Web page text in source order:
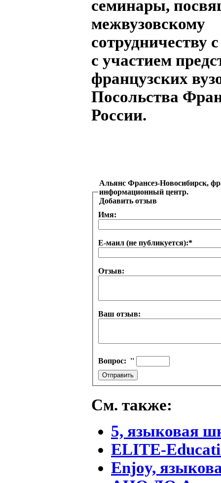
семинары,
межвузовскому
сотрудничеству
с участием
французских
Посольства
России.
Альянс Франсез-Новосибирск,
информационный центр.
Добавить отзыв
Имя:
Е-маил (не публикуется):*
Отзыв:
Ваш отзыв:
Вопрос: ''
См. также:
5, языковая
ELITE-
Enjoy,